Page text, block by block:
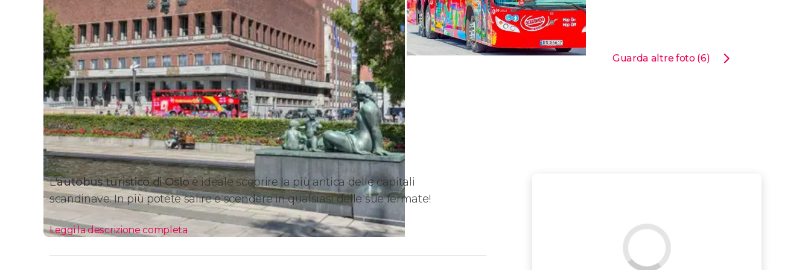
Guarda altre foto (6)
L'autobus turistico di Osloè ideale scoprire la più antica delle capitali
scandinave. In più potete salire e scendere in qualsiasi delle sue fermate!
Leggi la descrizione completa